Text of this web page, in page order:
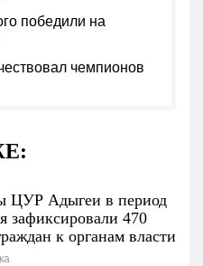
победили на
чемпионов
ЦУР Адыгеи в период
зафиксировали 470
к органам власти